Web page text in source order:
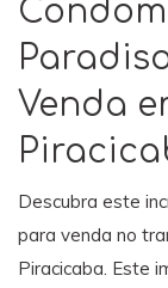
Venda
Descubra este
para venda no
Piracicaba. Este